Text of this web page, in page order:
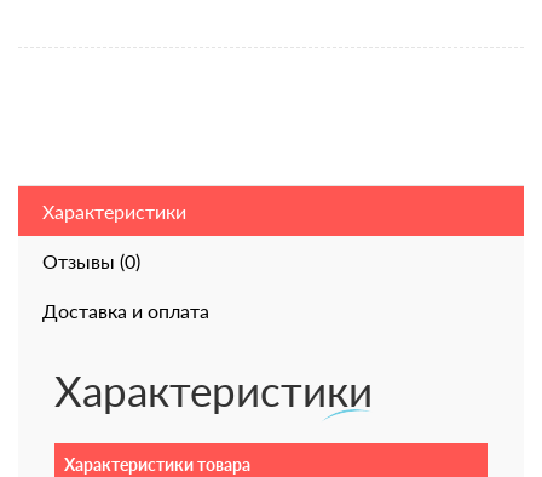
Характеристики
Отзывы (0)
Доставка и оплата
Характеристики
Характеристики товара